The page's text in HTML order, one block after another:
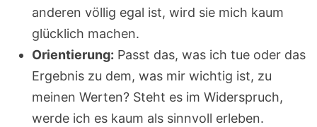
anderen völlig egal ist, wird sie mich kaum
glücklich machen.
Orientierung: Passt das, was ich tue oder das
Ergebnis zu dem, was mir wichtig ist, zu
meinen Werten? Steht es im Widerspruch,
werde ich es kaum als sinnvoll erleben.